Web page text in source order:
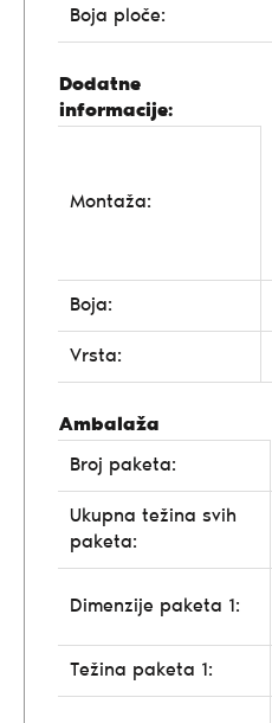
Boja ploče:
Dodatne
informacije:
Montaža:
Boja:
Vrsta:
Ambalaža
Broj paketa:
Ukupna težina svih
paketa:
Dimenzije paketa 1:
Težina paketa 1: